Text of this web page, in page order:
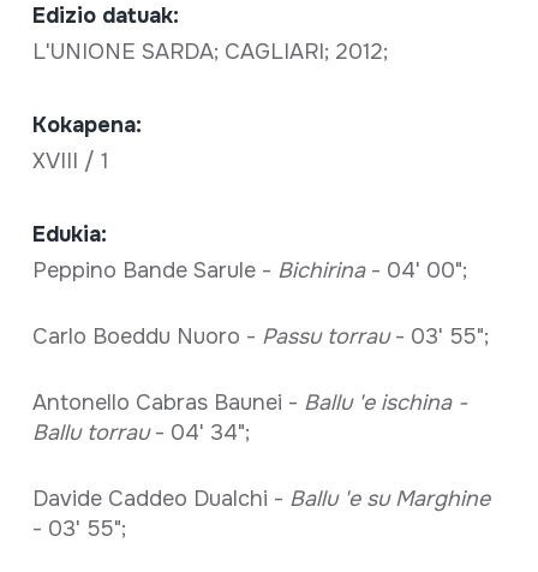
Edizio datuak:
L'UNIONE SARDA; CAGLIARI; 2012;
Kokapena:
XVIII / 1
Edukia:
Peppino Bande Sarule - Bichirina - 04' 00";
Carlo Boeddu Nuoro - Passu torrau- 03' 55";
Antonello Cabras Baunei - Ballu 'e ischina -
Ballu torrau- 04' 34";
Davide Caddeo Dualchi - Ballu 'e su Marghine
- 03' 55";